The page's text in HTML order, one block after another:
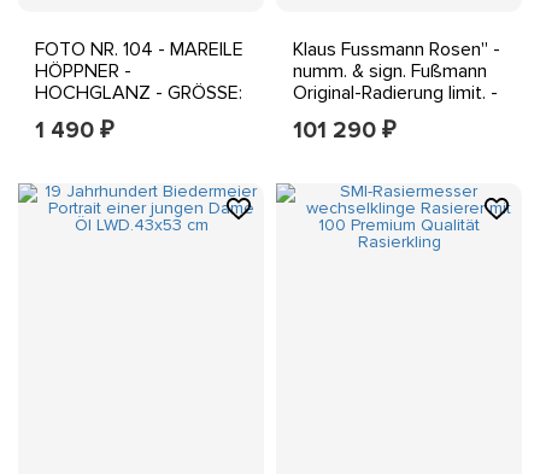
FOTO NR. 104 - MAREILE
HÖPPNER -
HOCHGLANZ - GRÖSSE:
15 x 10 CM - NEU
1 490 ₽
Klaus Fussmann Rosen'' -
numm. & sign. Fußmann
Original-Radierung limit. -
101 290 ₽